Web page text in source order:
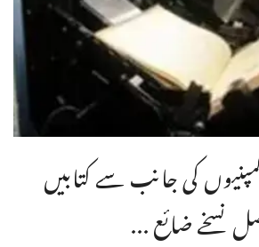
کی جانب سے کتابیں
نسخے ضائع ...